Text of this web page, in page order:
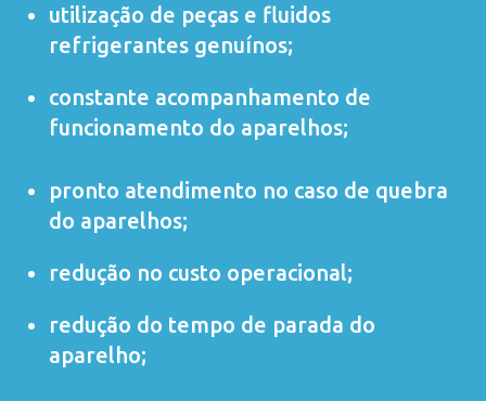
utilização de peças e fluidos
refrigerantes genuínos;
constante acompanhamento de
funcionamento do aparelhos;
pronto atendimento no caso de quebra
do aparelhos;
redução no custo operacional;
redução do tempo de parada do
aparelho;